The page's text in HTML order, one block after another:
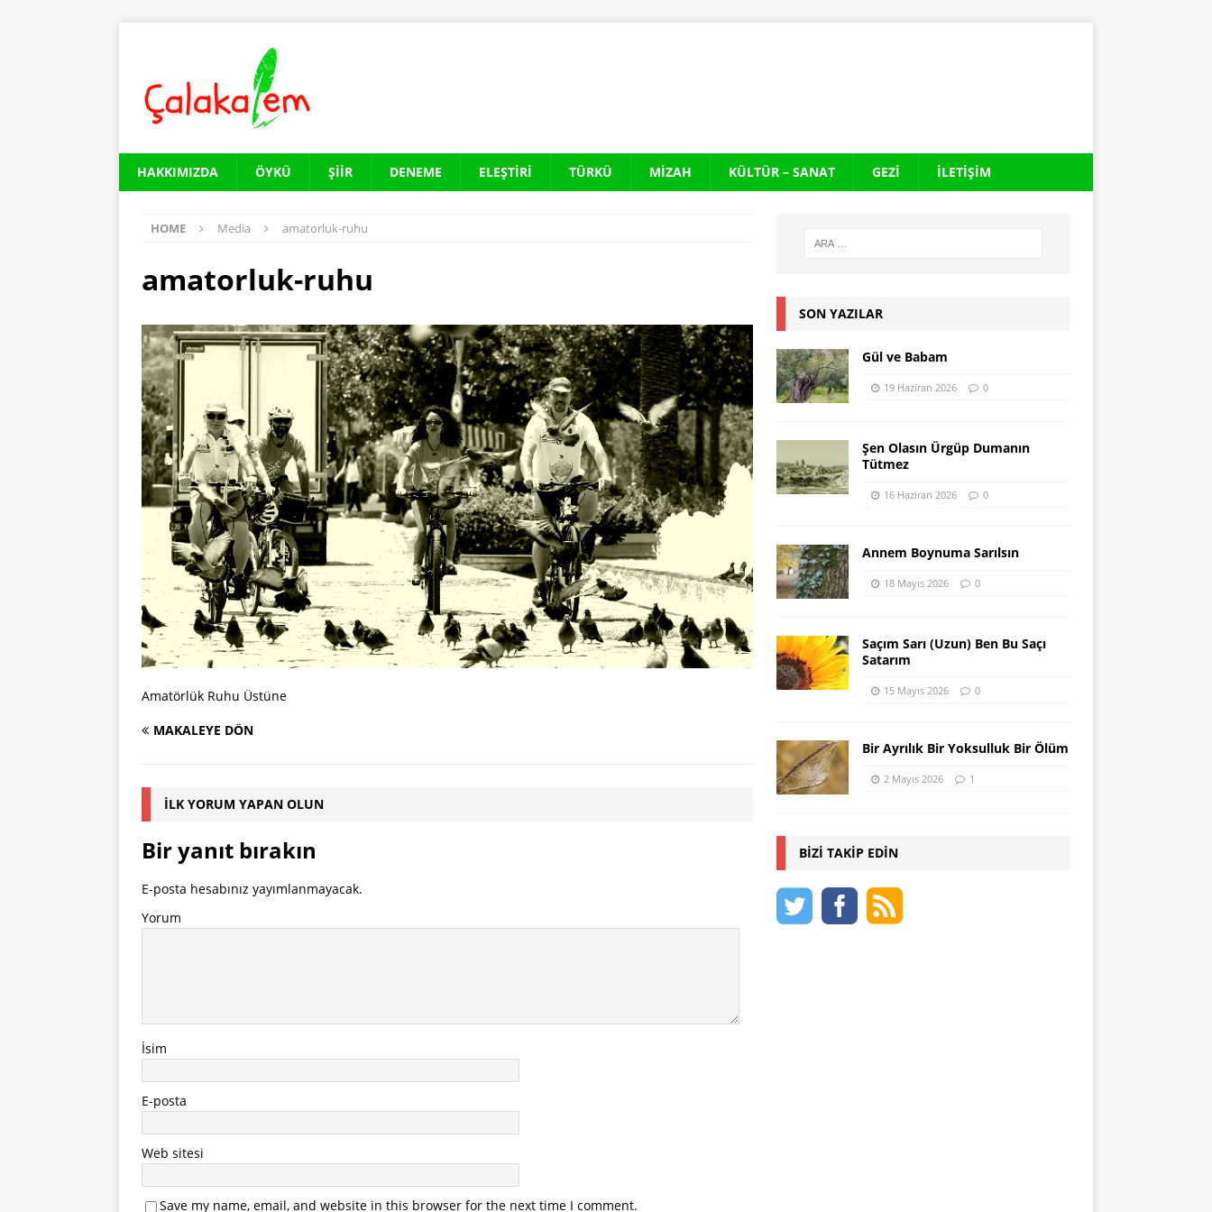
HAKKIMIZDA ÖYKÜ ŞIIR DENEME ELEŞTIRI TÜRKÜ MIZAH KÜLTÜR – SANAT GEZI İLETIŞIM
HOME Media amatorluk-ruhu
amatorluk-ruhu
Amatörlük Ruhu Üstüne
MAKALEYE DÖN
İLK YORUM YAPAN OLUN
Bir yanıt bırakın
E-posta hesabınız yayımlanmayacak.
Yorum
İsim
E-posta
Web sitesi
Save my name, email, and website in this browser for the next time I comment.
SON YAZILAR
Gül ve Babam
19 Haziran 2026 0
Şen Olasın Ürgüp Dumanın
Tütmez
16 Haziran 2026 0
Annem Boynuma Sarılsın
18 Mayıs 2026 0
Saçım Sarı (Uzun) Ben Bu Saçı
Satarım
15 Mayıs 2026 0
Bir Ayrılık Bir Yoksulluk Bir Ölüm
2 Mayıs 2026 1
BIZI TAKIP EDIN